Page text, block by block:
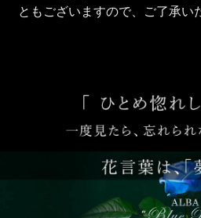
ともございますので、ご了承い